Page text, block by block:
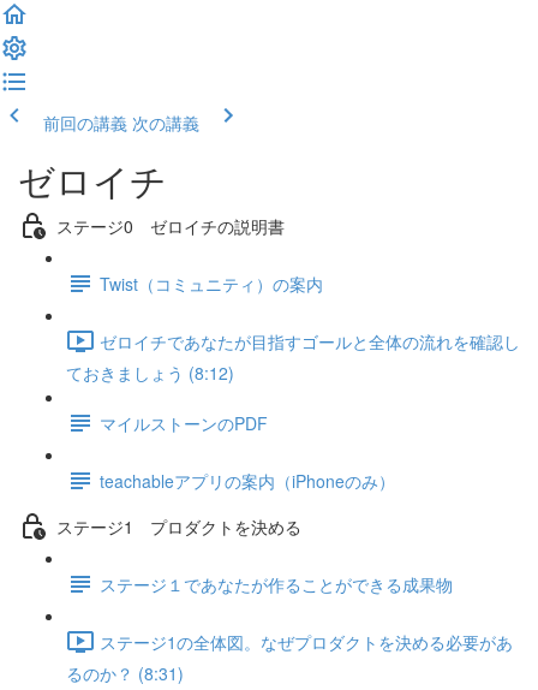
前回の講義 次の講義
ゼロイチ
ステージ0 ゼロイチの説明書
Twist（コミュニティ）の案内
ゼロイチであなたが目指すゴールと全体の流れを確認し
ておきましょう (8:12)
マイルストーンのPDF
teachableアプリの案内（iPhoneのみ）
ステージ1 プロダクトを決める
ステージ１であなたが作ることができる成果物
ステージ1の全体図。なぜプロダクトを決める必要があ
るのか？ (8:31)